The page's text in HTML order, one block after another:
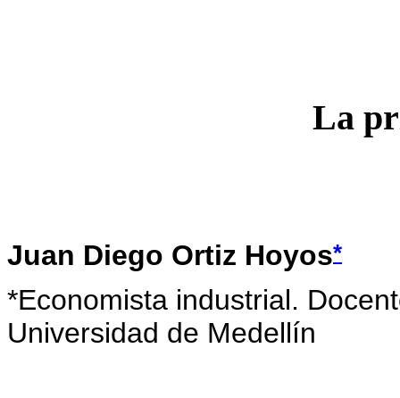
La
Juan Diego Ortiz Hoyos*
*Economista industrial.
Universidad de Medellín